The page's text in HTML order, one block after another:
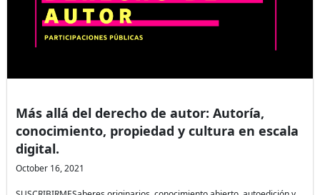
Más allá del derecho de autor: Autoría,
conocimiento, propiedad y cultura en escala
digital.
October 16, 2021